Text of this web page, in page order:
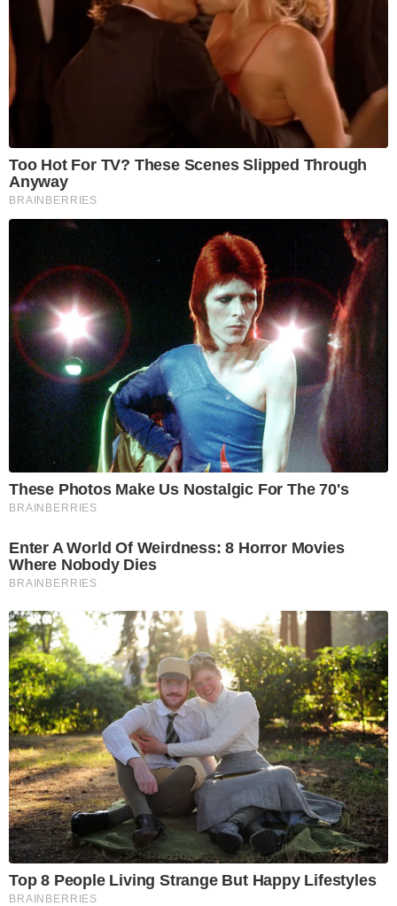
Too Hot For TV? These Scenes Slipped Through
Anyway
BRAINBERRIES
These Photos Make Us Nostalgic For The 70's
BRAINBERRIES
Enter A World Of Weirdness: 8 Horror Movies
Where Nobody Dies
BRAINBERRIES
Top 8 People Living Strange But Happy Lifestyles
BRAINBERRIES